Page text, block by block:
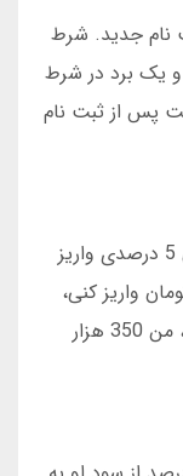
برای ثبت نام جدید. شرط
100 هزار تومان و یک برد در شرط
بونوس در کمتر از 24 ساعت پس از ثبت نام
یورو بت برای کاربران فعال، هر ماه بونوس 5 درصدی واریز
بیش از 5 میلیون تومان واریز کنی،
این درصد به 7 می رسد. در دسامبر 2024، من 350 هزار